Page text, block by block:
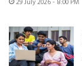
29 July 2026 - 8:00 PM